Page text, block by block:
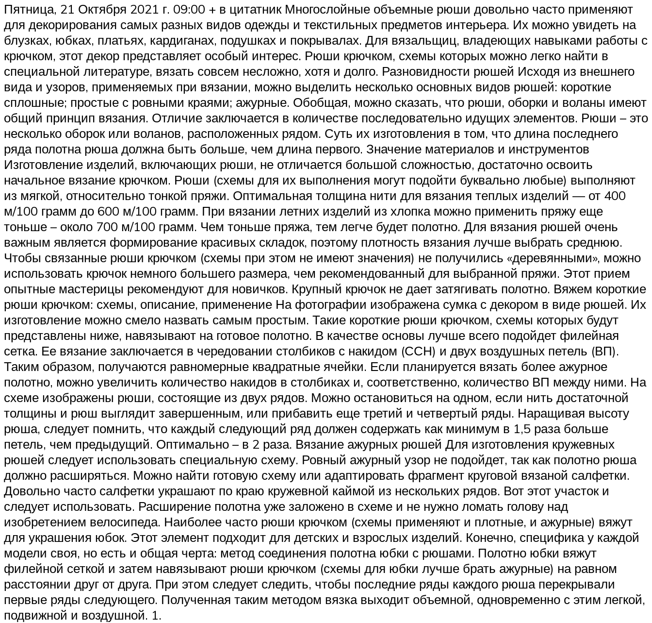
Пятница, 21 Октября 2021 г. 09:00 + в цитатник Многослойные объемные рюши довольно часто применяют
для декорирования самых разных видов одежды и текстильных предметов интерьера. Их можно увидеть на
блузках, юбках, платьях, кардиганах, подушках и покрывалах. Для вязальщиц, владеющих навыками работы с
крючком, этот декор представляет особый интерес. Рюши крючком, схемы которых можно легко найти в
специальной литературе, вязать совсем несложно, хотя и долго. Разновидности рюшей Исходя из внешнего
вида и узоров, применяемых при вязании, можно выделить несколько основных видов рюшей: короткие
сплошные; простые с ровными краями; ажурные. Обобщая, можно сказать, что рюши, оборки и воланы имеют
общий принцип вязания. Отличие заключается в количестве последовательно идущих элементов. Рюши – это
несколько оборок или воланов, расположенных рядом. Суть их изготовления в том, что длина последнего
ряда полотна рюша должна быть больше, чем длина первого. Значение материалов и инструментов
Изготовление изделий, включающих рюши, не отличается большой сложностью, достаточно освоить
начальное вязание крючком. Рюши (схемы для их выполнения могут подойти буквально любые) выполняют
из мягкой, относительно тонкой пряжи. Оптимальная толщина нити для вязания теплых изделий — от 400
м/100 грамм до 600 м/100 грамм. При вязании летних изделий из хлопка можно применить пряжу еще
тоньше – около 700 м/100 грамм. Чем тоньше пряжа, тем легче будет полотно. Для вязания рюшей очень
важным является формирование красивых складок, поэтому плотность вязания лучше выбрать среднюю.
Чтобы связанные рюши крючком (схемы при этом не имеют значения) не получились «деревянными», можно
использовать крючок немного большего размера, чем рекомендованный для выбранной пряжи. Этот прием
опытные мастерицы рекомендуют для новичков. Крупный крючок не дает затягивать полотно. Вяжем короткие
рюши крючком: схемы, описание, применение На фотографии изображена сумка с декором в виде рюшей. Их
изготовление можно смело назвать самым простым. Такие короткие рюши крючком, схемы которых будут
представлены ниже, навязывают на готовое полотно. В качестве основы лучше всего подойдет филейная
сетка. Ее вязание заключается в чередовании столбиков с накидом (ССН) и двух воздушных петель (ВП).
Таким образом, получаются равномерные квадратные ячейки. Если планируется вязать более ажурное
полотно, можно увеличить количество накидов в столбиках и, соответственно, количество ВП между ними. На
схеме изображены рюши, состоящие из двух рядов. Можно остановиться на одном, если нить достаточной
толщины и рюш выглядит завершенным, или прибавить еще третий и четвертый ряды. Наращивая высоту
рюша, следует помнить, что каждый следующий ряд должен содержать как минимум в 1,5 раза больше
петель, чем предыдущий. Оптимально – в 2 раза. Вязание ажурных рюшей Для изготовления кружевных
рюшей следует использовать специальную схему. Ровный ажурный узор не подойдет, так как полотно рюша
должно расширяться. Можно найти готовую схему или адаптировать фрагмент круговой вязаной салфетки.
Довольно часто салфетки украшают по краю кружевной каймой из нескольких рядов. Вот этот участок и
следует использовать. Расширение полотна уже заложено в схеме и не нужно ломать голову над
изобретением велосипеда. Наиболее часто рюши крючком (схемы применяют и плотные, и ажурные) вяжут
для украшения юбок. Этот элемент подходит для детских и взрослых изделий. Конечно, специфика у каждой
модели своя, но есть и общая черта: метод соединения полотна юбки с рюшами. Полотно юбки вяжут
филейной сеткой и затем навязывают рюши крючком (схемы для юбки лучше брать ажурные) на равном
расстоянии друг от друга. При этом следует следить, чтобы последние ряды каждого рюша перекрывали
первые ряды следующего. Полученная таким методом вязка выходит объемной, одновременно с этим легкой,
подвижной и воздушной. 1.